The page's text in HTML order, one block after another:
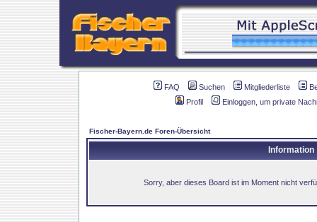
FAQ Suchen Mitgliederliste
Profil
Einloggen, um private
Fischer-Bayern.de Foren-Übersicht
Information
Sorry, aber dieses Board ist im Moment nicht